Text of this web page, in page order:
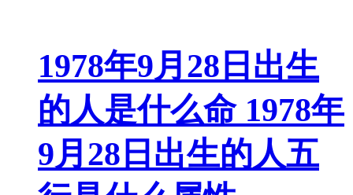
1978年9月28日出生
的人是什么命 1978年
9月28日出生的人五